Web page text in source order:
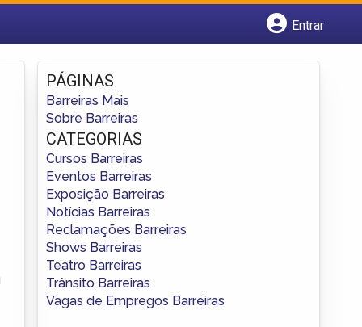
Entrar
Fazer login
Criar conta
PÁGINAS
Barreiras Mais
Sobre Barreiras
CATEGORIAS
Cursos Barreiras
Eventos Barreiras
Exposição Barreiras
Notícias Barreiras
Reclamações Barreiras
Shows Barreiras
Teatro Barreiras
Trânsito Barreiras
Vagas de Empregos Barreiras